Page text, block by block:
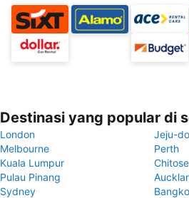
Destinasi yang popular di
London
Jeju-do
Melbourne
Perth
Kuala Lumpur
Chitose
Pulau Pinang
Sydney